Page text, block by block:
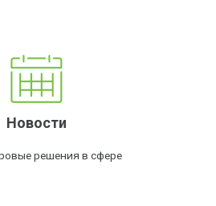
Новости
решения в сфере